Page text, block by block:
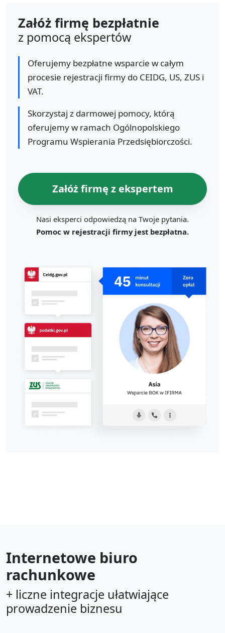
Załóż firmę bezpłatnie
z pomocą ekspertów
Oferujemy bezpłatne wsparcie w całym
procesie rejestracji firmy do CEIDG, US, ZUS i
VAT.
Skorzystaj z darmowej pomocy, którą
oferujemy w ramach Ogólnopolskiego
Programu Wspierania Przedsiębiorczości.
Załóż firmę z ekspertem
Nasi eksperci odpowiedzą na Twoje pytania.
Pomoc w rejestracji firmy jest bezpłatna.
Internetowe biuro
rachunkowe
+ liczne integracje ułatwiające
prowadzenie biznesu